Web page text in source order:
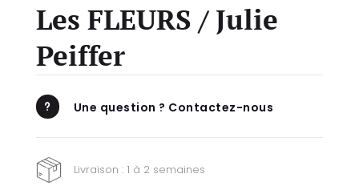
Les FLEURS / Julie
Peiffer
u Une question ? Contactez-nous
Livraison : 1 à 2 semaines